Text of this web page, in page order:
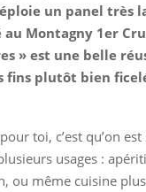
un panel très
au Montagny 1er
» est une belle
fins plutôt bien
toi, c’est qu’on
usages :
ou même cuisine